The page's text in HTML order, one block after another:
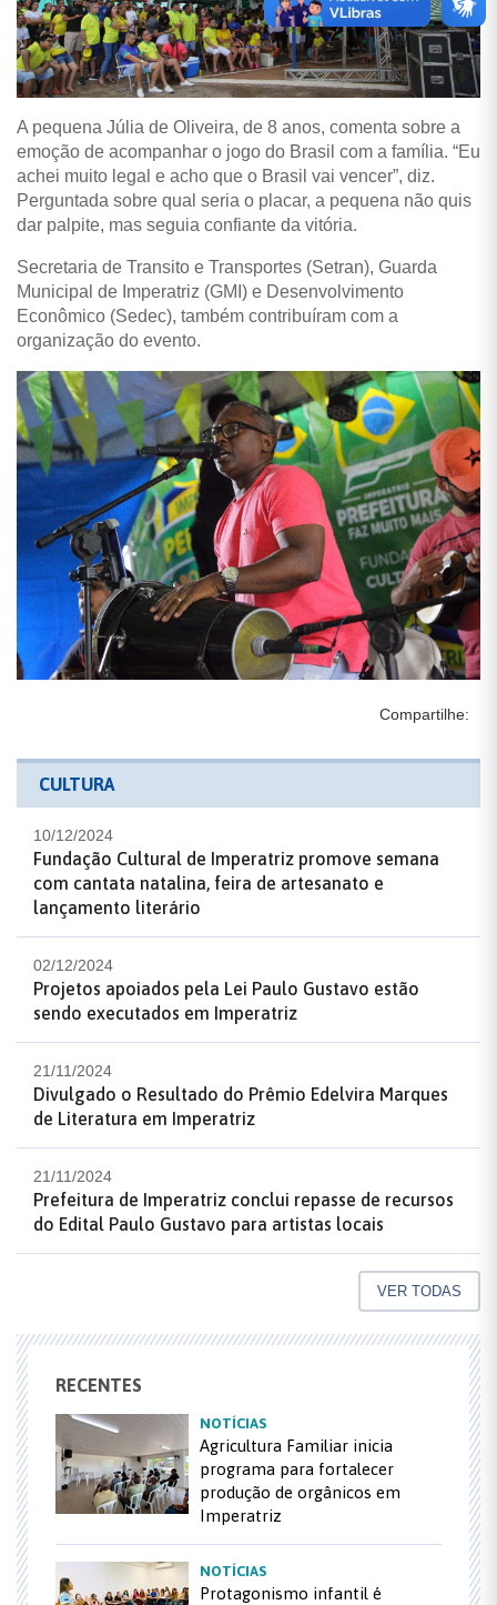
A pequena Júlia de Oliveira, de 8 anos, comenta sobre a
emoção de acompanhar o jogo do Brasil com a família. “Eu
achei muito legal e acho que o Brasil vai vencer”, diz.
Perguntada sobre qual seria o placar, a pequena não quis
dar palpite, mas seguia confiante da vitória.
Secretaria de Transito e Transportes (Setran), Guarda
Municipal de Imperatriz (GMI) e Desenvolvimento
Econômico (Sedec), também contribuíram com a
organização do evento.
Compartilhe:
CULTURA
10/12/2024
Fundação Cultural de Imperatriz promove semana
com cantata natalina, feira de artesanato e
lançamento literário
02/12/2024
Projetos apoiados pela Lei Paulo Gustavo estão
sendo executados em Imperatriz
21/11/2024
Divulgado o Resultado do Prêmio Edelvira Marques
de Literatura em Imperatriz
21/11/2024
Prefeitura de Imperatriz conclui repasse de recursos
do Edital Paulo Gustavo para artistas locais
VER TODAS
RECENTES
NOTÍCIAS
Agricultura Familiar inicia
programa para fortalecer
produção de orgânicos em
Imperatriz
NOTÍCIAS
Protagonismo infantil é